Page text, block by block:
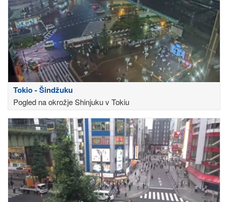
Tokio - Šindžuku
Pogled na okrožje Shinjuku v Tokiu